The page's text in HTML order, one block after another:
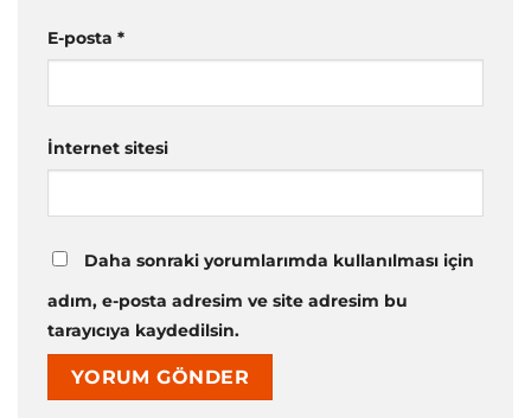
E-posta *
İnternet sitesi
Daha sonraki yorumlarımda kullanılması için
adım, e-posta adresim ve site adresim bu
tarayıcıya kaydedilsin.